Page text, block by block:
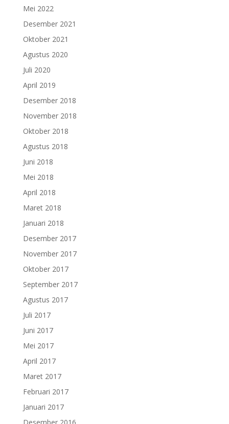
Mei 2022
Desember 2021
Oktober 2021
Agustus 2020
Juli 2020
April 2019
Desember 2018
November 2018
Oktober 2018
Agustus 2018
Juni 2018
Mei 2018
April 2018
Maret 2018
Januari 2018
Desember 2017
November 2017
Oktober 2017
September 2017
Agustus 2017
Juli 2017
Juni 2017
Mei 2017
April 2017
Maret 2017
Februari 2017
Januari 2017